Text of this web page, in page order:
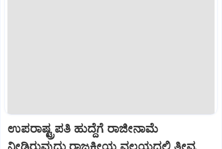
ಉಪರಾಷ್ಟ್ರಪತಿ ಹುದ್ದೆಗೆ ರಾಜೀನಾಮೆ